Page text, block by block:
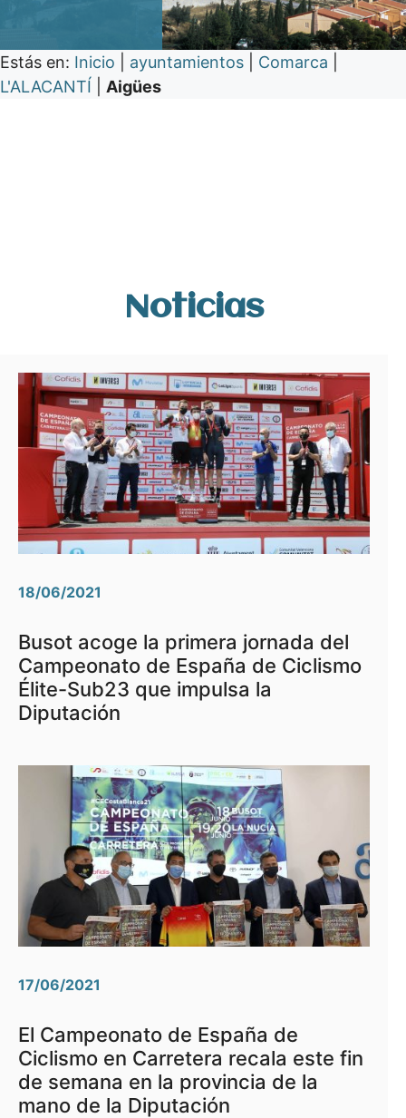
Estás en: Inicio ayuntamientos Comarca
L'ALACANTÍ
Aigües
Noticias
18/06/2021
Busot acoge la primera jornada del
Campeonato de España de Ciclismo
Élite-Sub23 que impulsa la
Diputación
17/06/2021
El Campeonato de España de
Ciclismo en Carretera recala este fin
de semana en la provincia de la
mano de la Diputación